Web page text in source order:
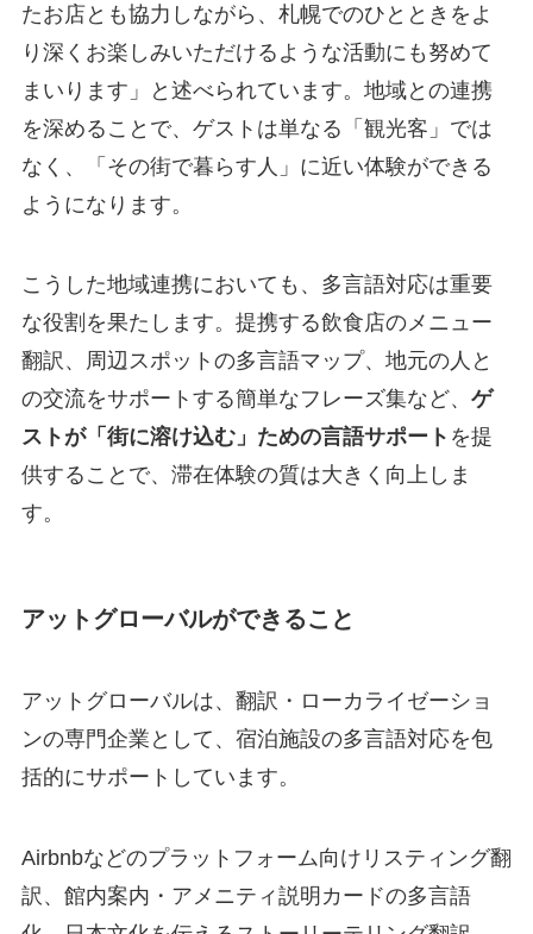
たお店とも協力しながら、札幌でのひとときをよ
り深くお楽しみいただけるような活動にも努めて
まいります」と述べられています。地域との連携
を深めることで、ゲストは単なる「観光客」では
なく、「その街で暮らす人」に近い体験ができる
ようになります。
こうした地域連携においても、多言語対応は重要
な役割を果たします。提携する飲食店のメニュー
翻訳、周辺スポットの多言語マップ、地元の人と
の交流をサポートする簡単なフレーズ集など、 ゲ
ストが「街に溶け込む」ための言語サポート を提
供することで、滞在体験の質は大きく向上しま
す。
アットグローバルができること
アットグローバルは、翻訳・ローカライゼーショ
ンの専門企業として、宿泊施設の多言語対応を包
括的にサポートしています。
Airbnbなどのプラットフォーム向けリスティング翻
訳、館内案内・アメニティ説明カードの多言語